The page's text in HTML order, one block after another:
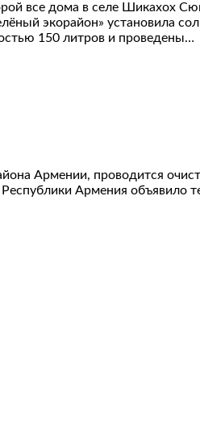
все дома в селе Шикахох
экорайон» установила
150 литров и проведены…
Армении, проводится
Армения объявило